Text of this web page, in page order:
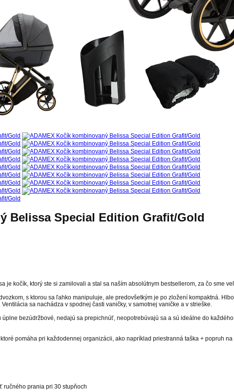
Belissa Special Edition Grafit/Gold
je kočík, ktorý ste si zamilovali a stal sa naším absolútnym bestsellerom, za čo sme
s ktorou sa ľahko manipuluje, ale predovšetkým je po zložení kompaktná.
sa nachádza v spodnej časti vaničky, v samotnej vaničke a v strieške.
bezúdržbové, nedajú sa prepichnúť, neopotrebúvajú sa a sú ideálne do
pomáha pri každodennej organizácii, ako napríklad priestranná taška + popruh na
ručného prania pri 30 stupňoch